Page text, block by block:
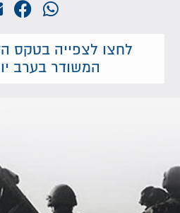
לחצו לצפייה בטקס
המשודר בערב